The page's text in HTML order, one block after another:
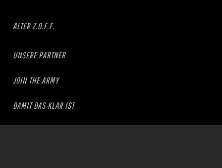
ALTER Z.O.F.F.
UNSERE PARTNER
JOIN THE ARMY
DAMIT DAS KLAR IST